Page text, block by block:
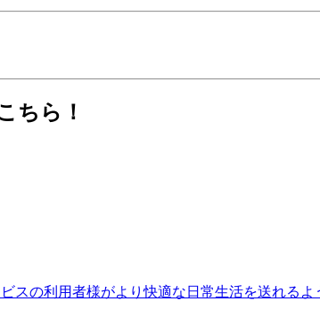
ちら！
スの利用者様がより快適な日常生活を送れる